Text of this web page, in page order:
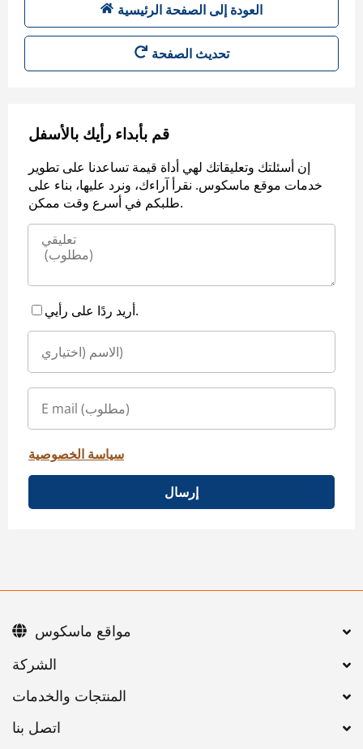
العودة إلى الصفحة الرئيسية
تحديث الصفحة
قم بأبداء رأيك بالأسفل
إن أسئلتك وتعليقاتك لهي أداة قيمة تساعدنا على تطوير
خدمات موقع ماسكوس. نقرأ آراءك، ونرد عليها، بناء على
طلبكم في أسرع وقت ممكن.
أريد ردًا على رأيي.
سياسة الخصوصية
إرسال
اتصل بنا
مواقع ماسكوس